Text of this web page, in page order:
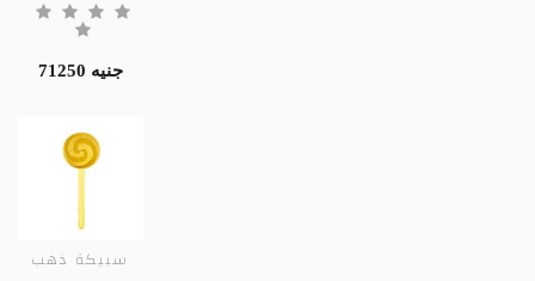
71250 جنيه
سبيكة ذهب